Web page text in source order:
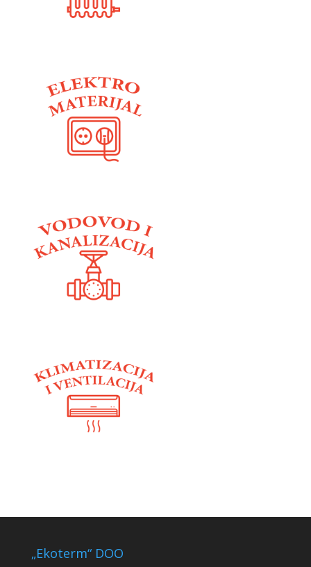
„Ekoterm“ DOO